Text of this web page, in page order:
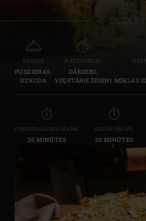
ĒDIENS
PUSDIENAS,
UZKODA
KATEGORIJA
DĀRZEŅI,
VEĢETĀRIE ĒDIENI MĪKLAS
PIRMSPAGATAVOŠANA
20 MINŪTES
GATAVOŠANA
20 MINŪTES